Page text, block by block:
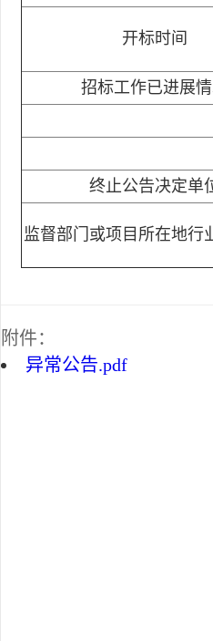
开标时间
招标工作已进展
终止公告决定单
监督部门或项目所在地行
附件：
异常公告.pdf